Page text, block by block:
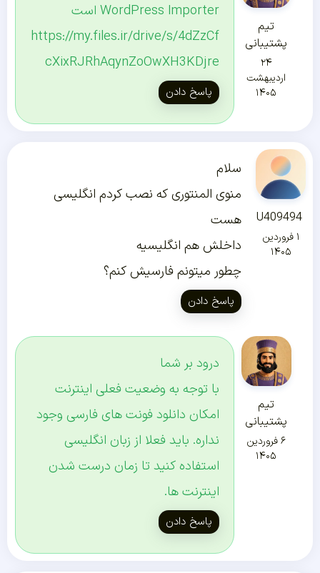
تیم
پشتیبانی
۲۴
اردیبهشت
۱۴۰۵
WordPress Importer است
https://my.files.ir/drive/s/4dZzCf
cXixRJRhAqynZoOwXH3KDjre
پاسخ دادن
U409494
۱ فروردین
۱۴۰۵
سلام
منوی المنتوری که نصب کردم انگلیسی
هست
داخلش هم انگلیسیه
چطور میتونم فارسیش کنم؟
پاسخ دادن
تیم
پشتیبانی
۶ فروردین
۱۴۰۵
درود بر شما
با توجه به وضعیت فعلی اینترنت
امکان دانلود فونت های فارسی وجود
نداره. باید فعلا از زبان انگلیسی
استفاده کنید تا زمان درست شدن
اینترنت ها.
پاسخ دادن